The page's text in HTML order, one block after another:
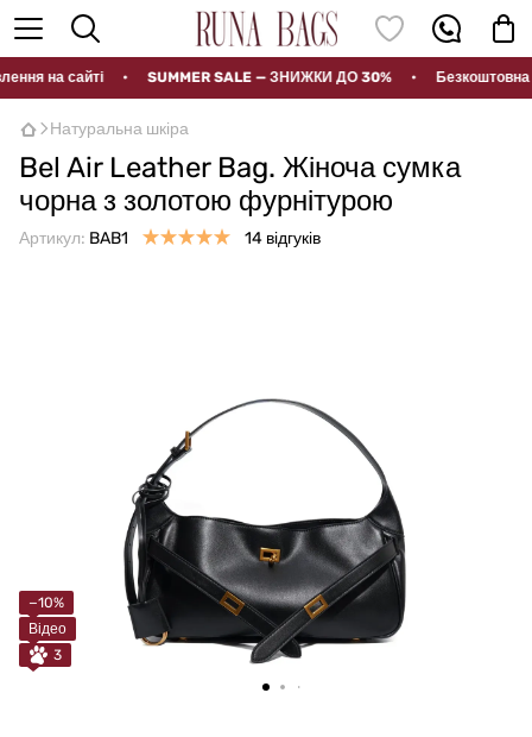
сайті • SUMMER SALE — ЗНИЖКИ ДО 30% • Безкоштовна
Натуральна шкіра
Bel Air Leather Bag. Жіноча сумка
чорна з золотою фурнітурою
Артикул: BAB1 14 відгуків
−10%
Відео
3